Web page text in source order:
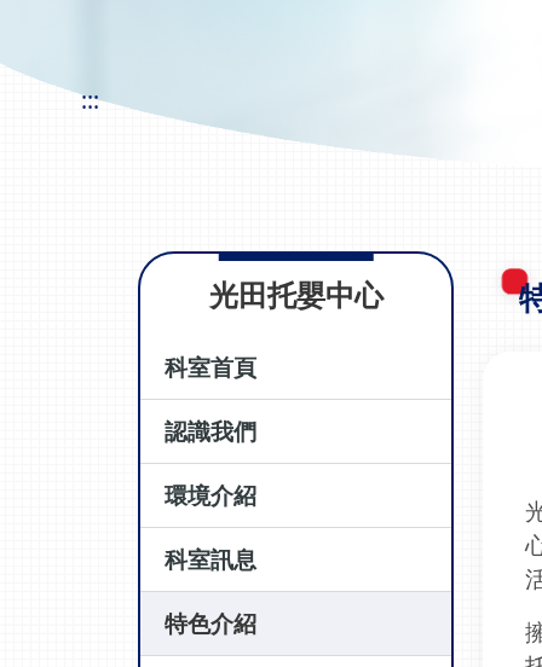
:::
光田托嬰中心
科室首頁
認識我們
環境介紹
科室訊息
特色介紹